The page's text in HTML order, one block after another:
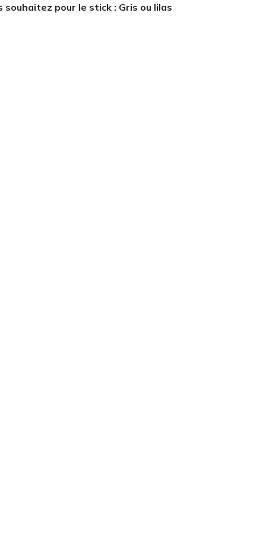
souhaitez pour le stick : Gris ou lilas